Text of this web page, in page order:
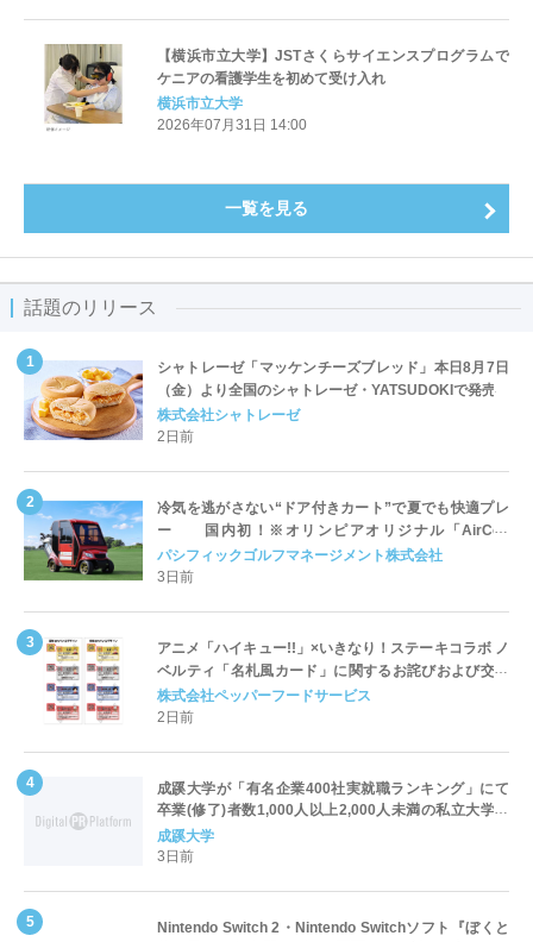
【横浜市立大学】JSTさくらサイエンスプログラムで
ケニアの看護学生を初めて受け入れ
横浜市立大学
2026年07月31日 14:00
一覧を見る
話題のリリース
シャトレーゼ「マッケンチーズブレッド」本日8月7日
（金）より全国のシャトレーゼ・YATSUDOKIで発売
株式会社シャトレーゼ
2日前
冷気を逃がさない“ドア付きカート”で夏でも快適プレ
ー 国内初！※オリンピアオリジナル「AirCon
Cart（エアコンカート）」導入 | ＰＧＭ
パシフィックゴルフマネージメント株式会社
3日前
アニメ「ハイキュー!!」×いきなり！ステーキコラボ ノ
ベルティ「名札風カード」に関するお詫びおよび交換
対応についてのご案内
株式会社ペッパーフードサービス
2日前
成蹊大学が「有名企業400社実就職ランキング」にて
卒業(修了)者数1,000人以上2,000人未満の私立大学で
全国第1位を獲得！～実就職率は26.5%（前年比＋
4.3pt）に伸長、東京の私立大学でも10位にランクイン
成蹊大学
3日前
Nintendo Switch 2・Nintendo Switchソフト『ぼくと